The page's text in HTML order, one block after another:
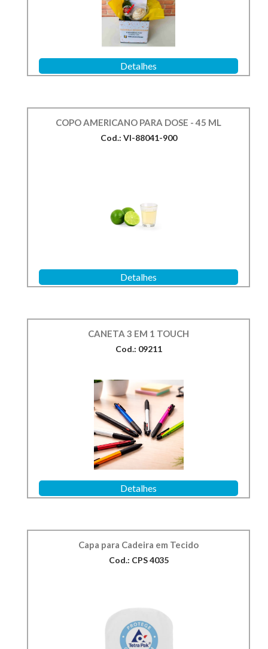
Detalhes
COPO AMERICANO PARA DOSE - 45 ML
Cod.: VI-88041-900
Detalhes
CANETA 3 EM 1 TOUCH
Cod.: 09211
Detalhes
Capa para Cadeira em Tecido
Cod.: CPS 4035